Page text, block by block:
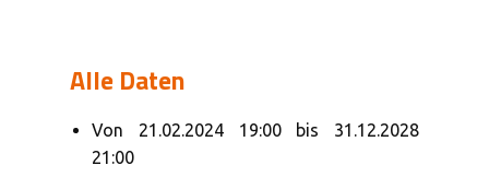
Alle Daten
Von 21.02.2024 19:00 bis
31.12.2028
21:00